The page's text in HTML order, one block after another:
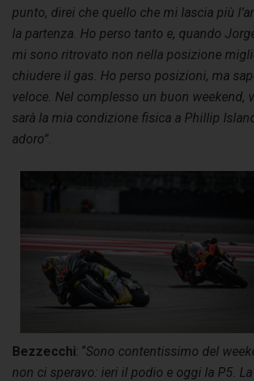
punto, direi che quello che mi lascia più
la partenza. Ho perso tanto e, quando
mi sono ritrovato non nella posizione
chiudere il gas. Ho perso posizioni, ma
veloce. Nel complesso un buon weekend,
sarà la mia condizione fisica a Phillip
adoro”
Bezzecchi: “Sono contentissimo del
non ci speravo: ieri il podio e oggi la P5.